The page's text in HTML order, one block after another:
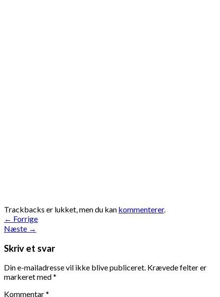
Trackbacks er lukket, men du kan kommenterer.
← Forrige
Næste →
Skriv et svar
Din e-mailadresse vil ikke blive publiceret. Krævede felter er
markeret med*
Kommentar*